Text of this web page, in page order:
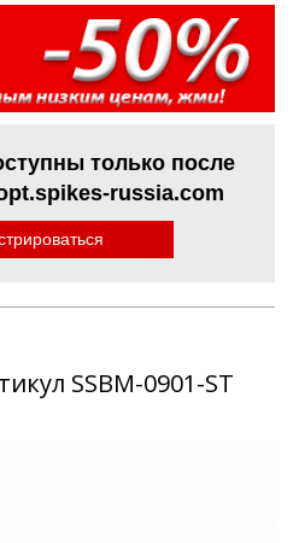
только после
russia.com
SSBM-0901-ST